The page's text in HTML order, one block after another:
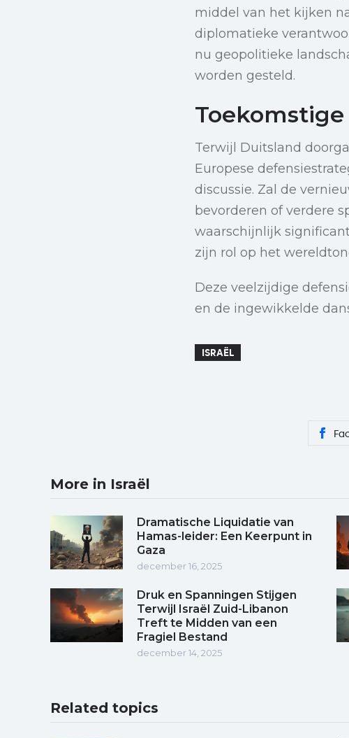
middel van het kijken
diplomatieke
nu geopolitieke
worden gesteld.
Terwijl Duitsland
Europese
discussie. Zal de
bevorderen of verdere
waarschijnlijk
zijn rol op het
Deze veelzijdige
en de ingewikkelde
ISRAËL
More in Israël
Dramatische Liquidatie van
Hamas-leider: Een Keerpunt in
Gaza
december 16, 2025
Druk en Spanningen Stijgen
Terwijl Israël Zuid-Libanon
Treft te Midden van een
Fragiel Bestand
december 14, 2025
Related topics